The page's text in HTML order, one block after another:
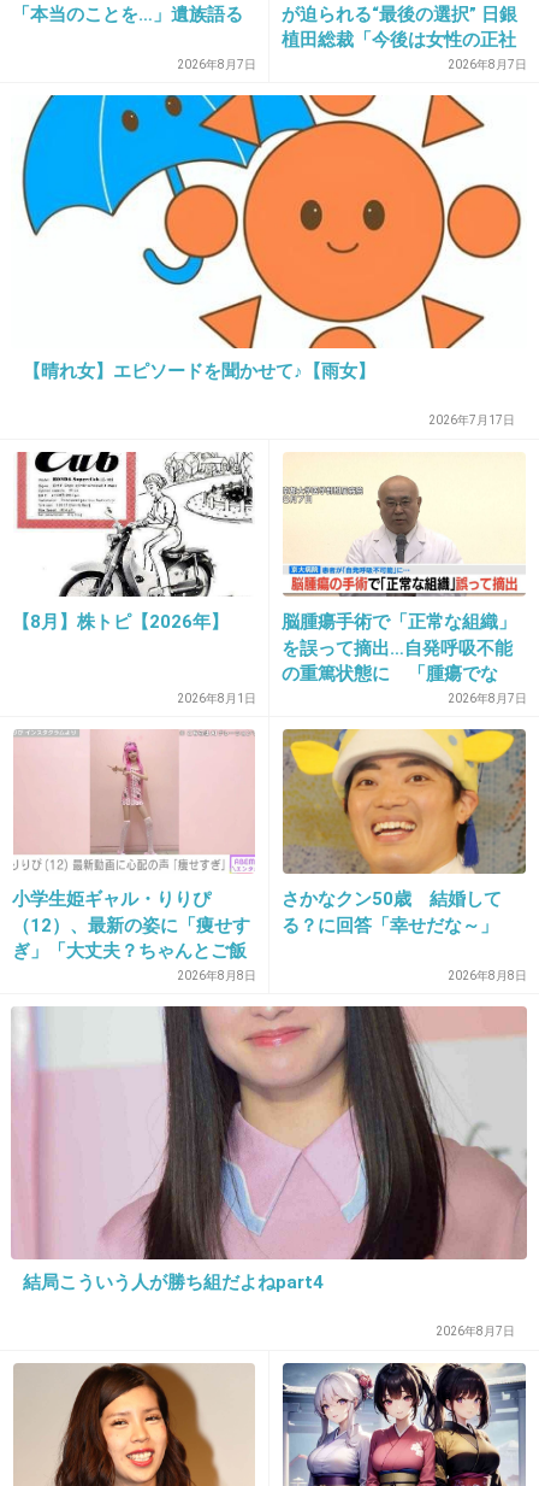
+98 -6
20. 匿名 2013/06/20(木) 14:32:32
たしかこの人って手首の間接がやわらかいんじ
ゃなかったっけ？
+36
普通に写真に写らない角度で手をついてるだけ
2013/06/20(木) 14:32:50
棚に手伸ばしてて腕と手が重なって手が見えな
くなっただけだとは思うけど、コワッッ。
-5
2013/06/20(木) 14:32:53
うのの顔がすでにホラー。
出典：torend-sakiyomi.up.d.seesaa.net
2013/06/20(木) 14:33:13
手首曲げて机に置いてる
角度が絶妙で写ってないだけ
+143 -13
ちゃんとあるよね？
手の平でぐっと押してる感じになってて、見え
てないだけでは？
「本当のことを…」遺族語る
2026年8月7日
が迫られる“最後の選択” 日銀
植田総裁「今後は女性の正社
員化と外国人の人材活用が
鍵」
2026年8月7日
【晴れ女】エピソードを聞かせて♪【雨女】
2026年7月17日
【8月】株トピ【2026年】
2026年8月1日
脳腫瘍手術で「正常な組織」
を誤って摘出…自発呼吸不能
の重篤状態に 「腫瘍でな
い」結果出ても“勘違い”で摘
出継続 通常の生活送ってい
た患者が手足も動かず 京大
病院
2026年8月7日
小学生姫ギャル・りりぴ
（12）、最新の姿に「痩せす
ぎ」「大丈夫？ちゃんとご飯
食べてね」など心配の声2026年8月8日
さかなクン50歳 結婚して
る？に回答「幸せだな～」
2026年8月8日
結局こういう人が勝ち組だよねpart4
2026年8月7日